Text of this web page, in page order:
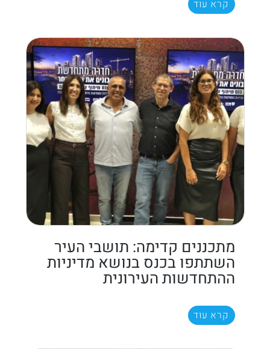
קרא עוד
מתכננים קדימה: תושבי העיר
השתתפו בכנס בנושא מדיניות
ההתחדשות העירונית
קרא עוד